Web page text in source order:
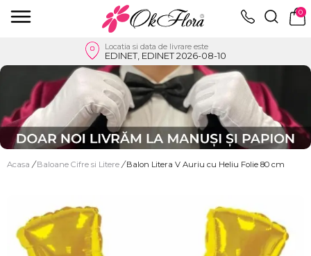
0
Locatia si data de livrare este
EDINET, EDINET 2026-08-10
Acasa / Baloane Cifre si Litere / Balon Litera V Auriu cu Heliu Folie 80 cm